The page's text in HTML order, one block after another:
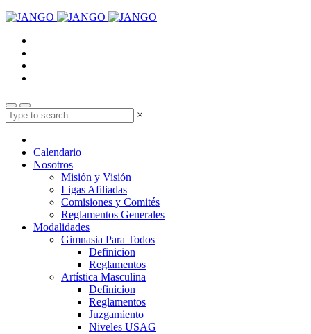
×
Calendario
Nosotros
Misión y Visión
Ligas Afiliadas
Comisiones y Comités
Reglamentos Generales
Modalidades
Gimnasia Para Todos
Definicion
Reglamentos
Artística Masculina
Definicion
Reglamentos
Juzgamiento
Niveles USAG